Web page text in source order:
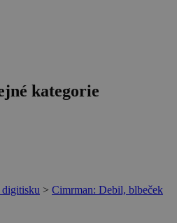
kategorie
> Cimrman: Debil, blbeček